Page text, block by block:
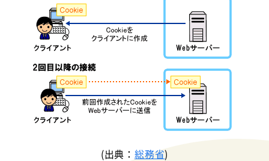
(出典： 総務省)